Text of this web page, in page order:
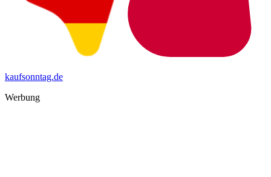
kaufsonntag.de
Werbung